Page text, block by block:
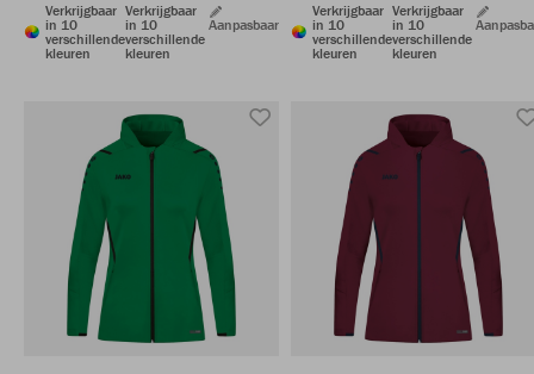
Verkrijgbaar
in 10
verschillende
kleuren
Verkrijgbaar
in 10
verschillende
kleuren
Aanpasbaar
Verkrijgbaar
in 10
verschillende
kleuren
Verkrijgbaar
in 10
verschillende
kleuren